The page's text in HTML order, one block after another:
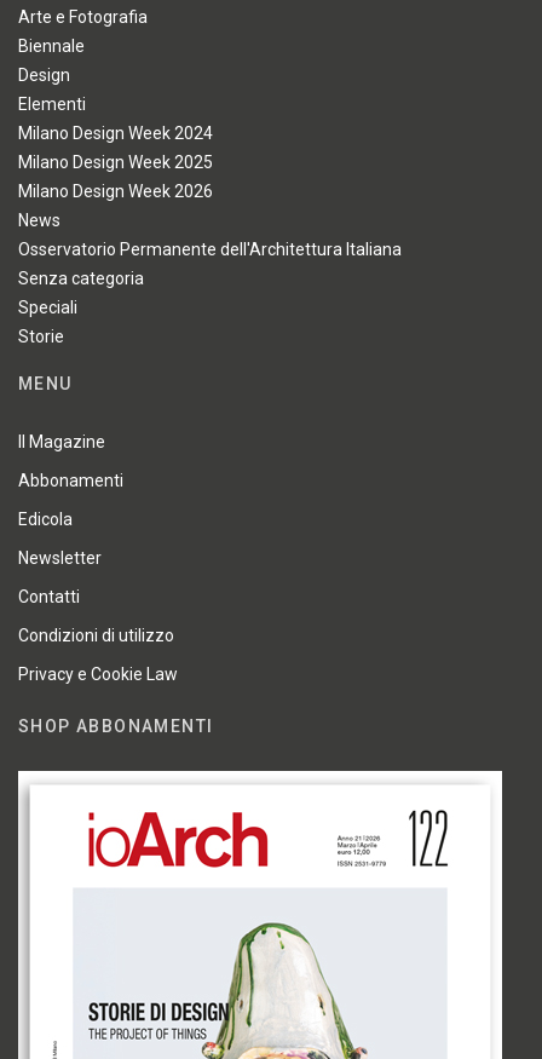
Arte e Fotografia
Biennale
Design
Elementi
Milano Design Week 2024
Milano Design Week 2025
Milano Design Week 2026
News
Osservatorio Permanente dell'Architettura Italiana
Senza categoria
Speciali
Storie
MENU
Il Magazine
Abbonamenti
Edicola
Newsletter
Contatti
Condizioni di utilizzo
Privacy e Cookie Law
SHOP ABBONAMENTI